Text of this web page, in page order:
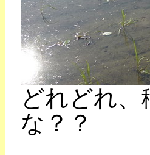
どれどれ
な？？